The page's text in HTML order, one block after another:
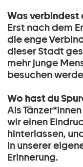
Was verbindest
Erst nach dem
die enge
dieser Stadt
mehr junge
besuchen
Wo hast du
Als
wir einen
hinterlassen,
in unserer
Erinnerung.